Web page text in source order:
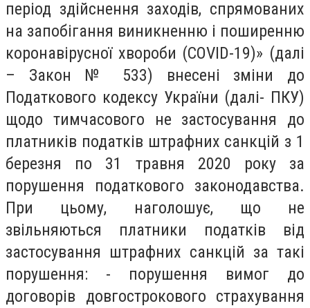
період здійснення заходів, спрямованих
на запобігання виникненню і поширенню
коронавірусної хвороби (COVID-19)» (далі
– Закон № 533) внесені зміни до
Податкового кодексу України (далі- ПКУ)
щодо тимчасового не застосування до
платників податків штрафних санкцій з 1
березня по 31 травня 2020 року за
порушення податкового законодавства.
При цьому, наголошує, що не
звільняються платники податків від
застосування штрафних санкцій за такі
порушення: - порушення вимог до
договорів довгострокового страхування